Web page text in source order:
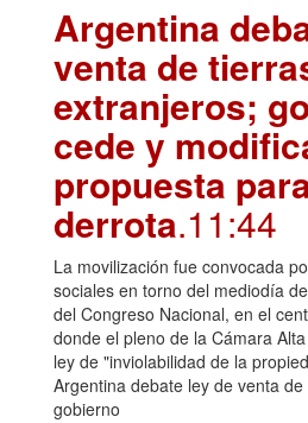
Argentina
venta de
extranjeros;
cede y
propuesta
derrota.11:44
La movilización fue convocada
sociales en torno del mediodía
del Congreso Nacional, en el
donde el pleno de la Cámara
ley de "inviolabilidad de la
Argentina debate ley de venta
gobierno